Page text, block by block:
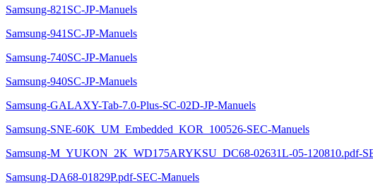
Samsung-821SC-JP-Manuels
Samsung-941SC-JP-Manuels
Samsung-740SC-JP-Manuels
Samsung-940SC-JP-Manuels
Samsung-GALAXY-Tab-7.0-Plus-SC-02D-JP-Manuels
Samsung-SNE-60K_UM_Embedded_KOR_100526-SEC-Manuels
Samsung-M_YUKON_2K_WD175ARYKSU_DC68-02631L-05-120810.pdf-
Samsung-DA68-01829P.pdf-SEC-Manuels